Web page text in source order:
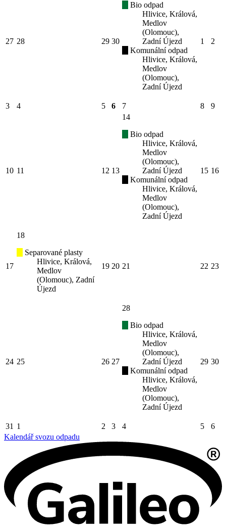
27 28 29 30
Bio odpad
Hlivice, Králová,
Medlov
(Olomouc),
Zadní Újezd
Komunální odpad
Hlivice, Králová,
Medlov
(Olomouc),
Zadní Újezd
1 2
3 4 5 6 7 8 9
10 11 12 13
14
Bio odpad
Hlivice, Králová,
Medlov
(Olomouc),
Zadní Újezd
Komunální odpad
Hlivice, Králová,
Medlov
(Olomouc),
Zadní Újezd
15 16
17
18
Separované plasty
Hlivice, Králová,
Medlov
(Olomouc), Zadní
Újezd
19 20 21 22 23
24 25 26 27
28
Bio odpad
Hlivice, Králová,
Medlov
(Olomouc),
Zadní Újezd
Komunální odpad
Hlivice, Králová,
Medlov
(Olomouc),
Zadní Újezd
29 30
31 1 2 3 4 5
6
Kalendář svozu odpadu